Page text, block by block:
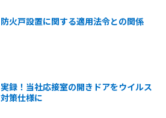
防火戸設置に関する適用法令との関係
実録！当社応接室の開きドアをウイルス
対策仕様に